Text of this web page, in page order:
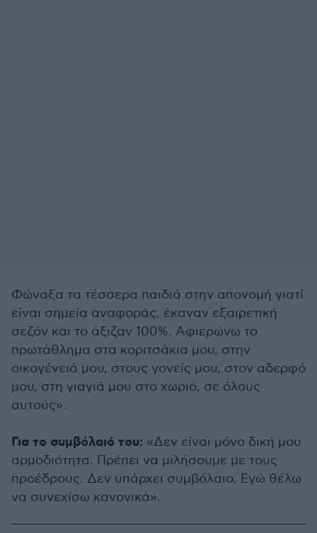
Φώναξα τα τέσσερα παιδιά στην απονομή γιατί
είναι σημεία αναφοράς, έκαναν εξαιρετική
σεζόν και το άξιζαν 100%. Αφιερώνω το
πρωτάθλημα στα κοριτσάκια μου, στην
οικογένειά μου, στους γονείς μου, στον αδερφό
μου, στη γιαγιά μου στο χωριό, σε όλους
αυτούς».
Για το συμβόλαιό του: «Δεν είναι μόνο δική μου
αρμοδιότητα. Πρέπει να μιλήσουμε με τους
προέδρους. Δεν υπάρχει συμβόλαιο. Εγώ θέλω
να συνεχίσω κανονικά».